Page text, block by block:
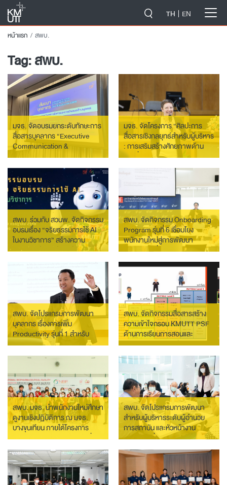
TH EN
หน้าแรก สพบ.
Tag:สพบ.
มจธ. จัดอบรมยกระดับทักษะการ
สื่อสารบุคลากร “Executive
Communication &
Storytelling for HR
Professionals” มุ่งขับเคลื่อน
องค์กรสู่การเป็น Strategic HR
Unit
มจธ. จัดโครงการ “ศิลปะการ
สื่อสารเชิงกลยุทธ์สำหรับผู้บริหาร
: การเสริมสร้างศักยภาพด้าน
การสื่อสารของผู้บริหารและการ
ประสานพลังร่วมขับเคลื่อน
สพบ. ร่วมกับ สวนพ. จัดกิจกรรม
อบรมเรื่อง “จริยธรรมการใช้ AI
ในงานวิชาการ” สร้างความ
ตระหนักรู้ในการใช้ AI ในงาน
สพบ. จัดกิจกรรม Onboarding
Program รุ่นที่ 6 เชื่อมโยง
พนักงานใหม่สู่การพัฒนา
นวัตกรรมเพื่ออุตสาหกรรมและ
สังคม
สพบ. จัดโปรแกรมการพัฒนา
บุคลากร เรื่องการเพิ่ม
Productivity รุ่นที่ 1 สำหรับ
บุคลากรสายสนับสนุน เตรียม
ความพร้อมก่อนการก้าวไปสู่
หน้าที่และภารกิจความรับผิดชอบ
ที่สูงขึ้นที่สามารถปฏิบัติงานอย่าง
เป็นมืออาชีพ
สพบ. จัดกิจกรรมสื่อสารสร้าง
ความเข้าใจกรอบ KMUTT PSF
ด้านการเรียนการสอนและ
สนับสนุนการเรียนรู้ ให้กับ
โครงการร่วมบริหารหลักสูตรฯ
(มีเดีย)
สพบ. มจธ. นำพนักงานใหม่ศึกษา
ดูงานเชิงปฏิบัติการ ณ มจธ.
บางขุนเทียน ภายใต้โครงการ
Onboarding Program รุ่นที่ 4
สพบ. จัดโปรแกรมการพัฒนา
สำหรับผู้บริหารระดับผู้อำนวย
การสถาบัน และหัวหน้างาน
(SDP) รุ่นที่ 2 สร้างเข้าใจใน
บทบาท สามารถบริหารจัดการ
ภารกิจอย่างเป็นระบบ